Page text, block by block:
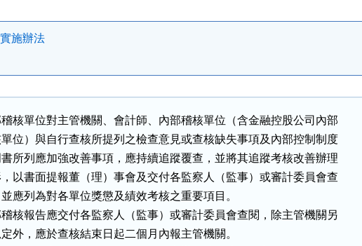
施辦法
核單位對主管機關、會計師、內部稽核單位（含金融控股公司內部
位）與自行查核所提列之檢查意見或查核缺失事項及內部控制制度
所列應加強改善事項，應持續追蹤覆查，並將其追蹤考核改善辦理
以書面提報董（理）事會及交付各監察人（監事）或審計委員會查
應列為對各單位獎懲及績效考核之重要項目。
核報告應交付各監察人（監事）或審計委員會查閱，除主管機關另
外，應於查核結束日起二個月內報主管機關。